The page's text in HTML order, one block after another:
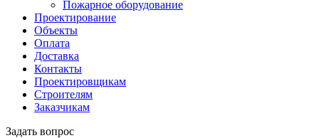
Пожарное оборудование
Проектирование
Объекты
Оплата
Доставка
Контакты
Проектировщикам
Строителям
Заказчикам
Задать вопрос